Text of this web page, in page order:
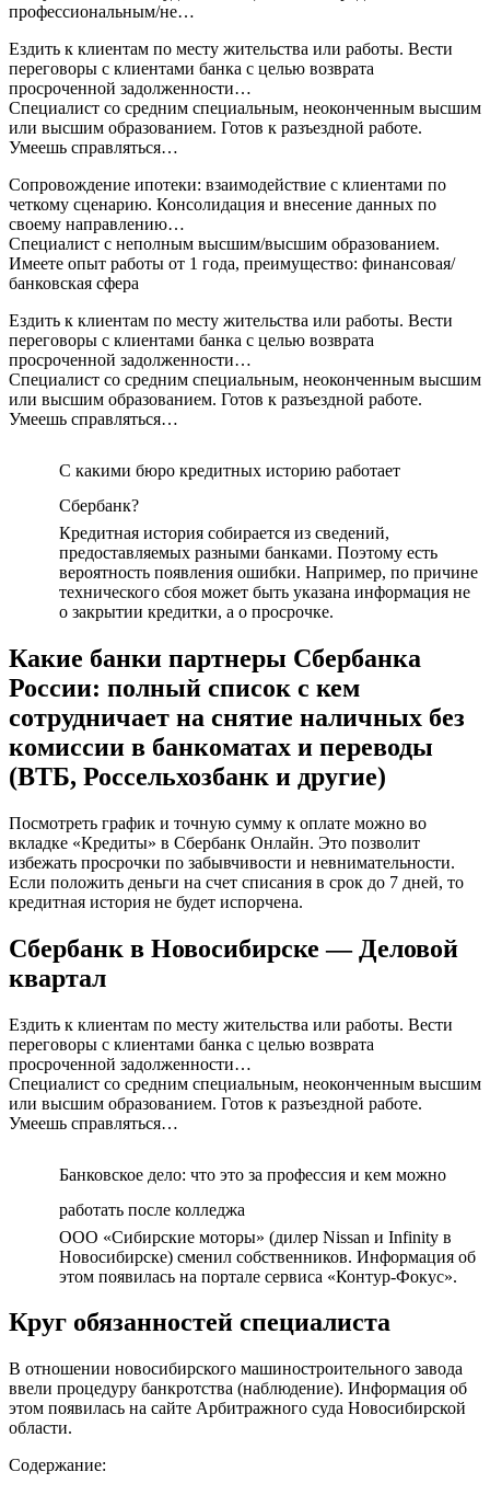
профессиональным/не…
Ездить к клиентам по месту жительства или работы. Вести
переговоры с клиентами банка с целью возврата
просроченной задолженности…
Специалист со средним специальным, неоконченным высшим
или высшим образованием. Готов к разъездной работе.
Умеешь справляться…
Сопровождение ипотеки: взаимодействие с клиентами по
четкому сценарию. Консолидация и внесение данных по
своему направлению…
Специалист с неполным высшим/высшим образованием.
Имеете опыт работы от 1 года, преимущество: финансовая/
банковская сфера
Ездить к клиентам по месту жительства или работы. Вести
переговоры с клиентами банка с целью возврата
просроченной задолженности…
Специалист со средним специальным, неоконченным высшим
или высшим образованием. Готов к разъездной работе.
Умеешь справляться…
С какими бюро кредитных историю работает
Сбербанк?
Кредитная история собирается из сведений,
предоставляемых разными банками. Поэтому есть
вероятность появления ошибки. Например, по причине
технического сбоя может быть указана информация не
о закрытии кредитки, а о просрочке.
Какие банки партнеры Сбербанка
России: полный список с кем
сотрудничает на снятие наличных без
комиссии в банкоматах и переводы
(ВТБ, Россельхозбанк и другие)
Посмотреть график и точную сумму к оплате можно во
вкладке «Кредиты» в Сбербанк Онлайн. Это позволит
избежать просрочки по забывчивости и невнимательности.
Если положить деньги на счет списания в срок до 7 дней, то
кредитная история не будет испорчена.
Сбербанк в Новосибирске — Деловой
квартал
Ездить к клиентам по месту жительства или работы. Вести
переговоры с клиентами банка с целью возврата
просроченной задолженности…
Специалист со средним специальным, неоконченным высшим
или высшим образованием. Готов к разъездной работе.
Умеешь справляться…
Банковское дело: что это за профессия и кем можно
работать после колледжа
ООО «Сибирские моторы» (дилер Nissan и Infinity в
Новосибирске) сменил собственников. Информация об
этом появилась на портале сервиса «Контур-Фокус».
Круг обязанностей специалиста
В отношении новосибирского машиностроительного завода
ввели процедуру банкротства (наблюдение). Информация об
этом появилась на сайте Арбитражного суда Новосибирской
области.
Содержание: